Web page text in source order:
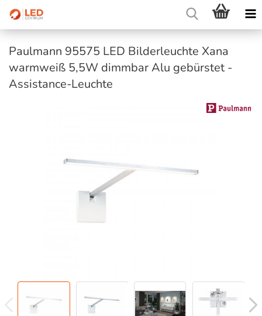
Paulmann 95575 LED Bilderleuchte Xana
warmweiß 5,5W dimmbar Alu gebürstet -
Assistance-Leuchte